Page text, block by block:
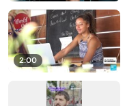
2:00